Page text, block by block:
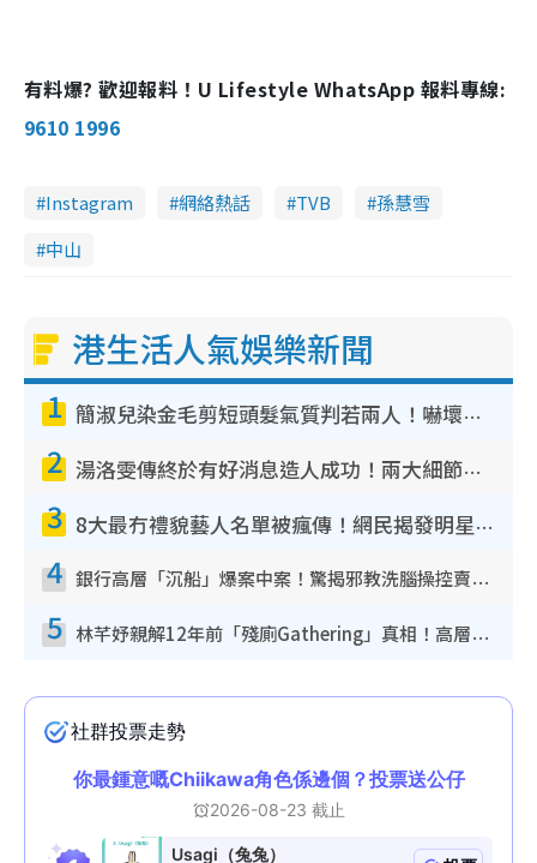
有料爆? 歡迎報料！U Lifestyle WhatsApp 報料專線:
9610 1996
Instagram 網絡熱話 TVB
孫慧雪
中山
港生活人氣娛樂新聞
1 簡淑兒染金毛剪短頭髮氣質判若兩人！嚇壞老公麥大力都認唔出：「你做咩事？」
2 湯洛雯傳終於有好消息造人成功！兩大細節曝孕味極濃惹猜測：大肚婆先會咁！
3 8大最冇禮貌藝人名單被瘋傳！網民揭發明星真面目 一致數臭呢位係無品天花板？
4 銀行高層「沉船」爆案中案！驚揭邪教洗腦操控賣淫被吞600萬 幕後黑手講多錯多
5 林芊妤親解12年前「殘廁Gathering」真相！高層解約一句話重創尊嚴至今拒返TVB